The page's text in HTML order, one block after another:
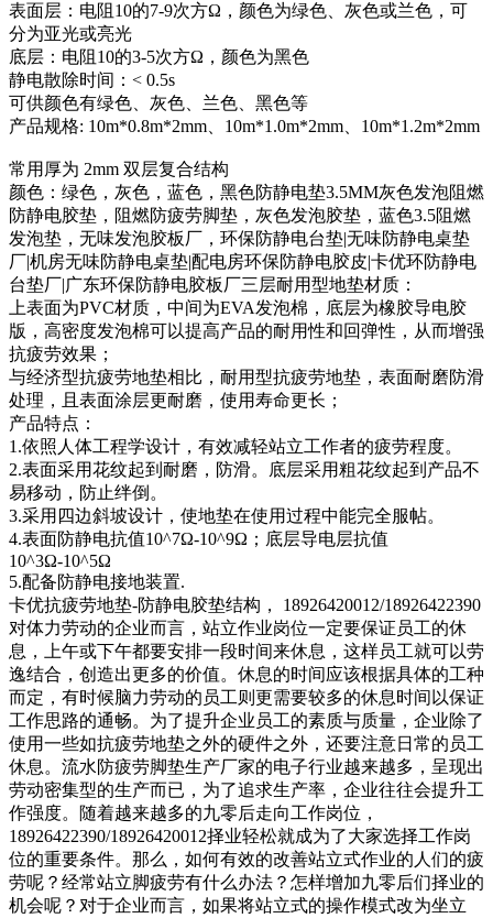
表面层：电阻10的7-9次方Ω，颜色为绿色、灰色或兰色，可
分为亚光或亮光
底层：电阻10的3-5次方Ω，颜色为黑色
静电散除时间：< 0.5s
可供颜色有绿色、灰色、兰色、黑色等
产品规格: 10m*0.8m*2mm、10m*1.0m*2mm、10m*1.2m*2mm
常用厚为 2mm 双层复合结构
颜色：绿色，灰色，蓝色，黑色防静电垫3.5MM灰色发泡阻燃
防静电胶垫，阻燃防疲劳脚垫，灰色发泡胶垫，蓝色3.5阻燃
发泡垫，无味发泡胶板厂，环保防静电台垫|无味防静电桌垫
厂|机房无味防静电桌垫|配电房环保防静电胶皮|卡优环防静电
台垫厂|广东环保防静电胶板厂三层耐用型地垫材质：
上表面为PVC材质，中间为EVA发泡棉，底层为橡胶导电胶
版，高密度发泡棉可以提高产品的耐用性和回弹性，从而增强
抗疲劳效果；
与经济型抗疲劳地垫相比，耐用型抗疲劳地垫，表面耐磨防滑
处理，且表面涂层更耐磨，使用寿命更长；
产品特点：
1.依照人体工程学设计，有效减轻站立工作者的疲劳程度。
2.表面采用花纹起到耐磨，防滑。底层采用粗花纹起到产品不
易移动，防止绊倒。
3.采用四边斜坡设计，使地垫在使用过程中能完全服帖。
4.表面防静电抗值10^7Ω-10^9Ω；底层导电层抗值
10^3Ω-10^5Ω
5.配备防静电接地装置.
卡优抗疲劳地垫-防静电胶垫结构， 18926420012/18926422390
对体力劳动的企业而言，站立作业岗位一定要保证员工的休
息，上午或下午都要安排一段时间来休息，这样员工就可以劳
逸结合，创造出更多的价值。休息的时间应该根据具体的工种
而定，有时候脑力劳动的员工则更需要较多的休息时间以保证
工作思路的通畅。为了提升企业员工的素质与质量，企业除了
使用一些如抗疲劳地垫之外的硬件之外，还要注意日常的员工
休息。流水防疲劳脚垫生产厂家的电子行业越来越多，呈现出
劳动密集型的生产而已，为了追求生产率，企业往往会提升工
作强度。随着越来越多的九零后走向工作岗位，
18926422390/18926420012择业轻松就成为了大家选择工作岗
位的重要条件。那么，如何有效的改善站立式作业的人们的疲
劳呢？经常站立脚疲劳有什么办法？怎样增加九零后们择业的
机会呢？对于企业而言，如果将站立式的操作模式改为坐立